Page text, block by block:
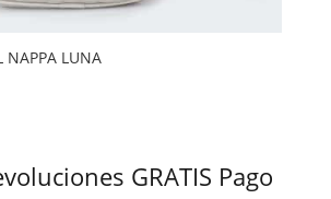
NAPPA LUNA
GRATIS Pago